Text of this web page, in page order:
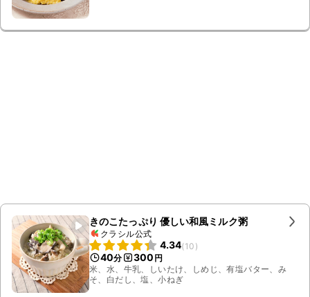
きのこたっぷり 優しい和風ミルク粥
クラシル公式
4.34(10 )
40分 300 円
米、水、牛乳、しいたけ、しめじ、有塩バター、み
そ、白だし、塩、小ねぎ